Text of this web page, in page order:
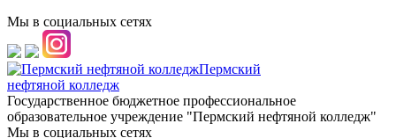
Мы в социальных сетях
Пермский
нефтяной колледж
Государственное бюджетное профессиональное
образовательное учреждение "Пермский нефтяной колледж"
Мы в социальных сетях